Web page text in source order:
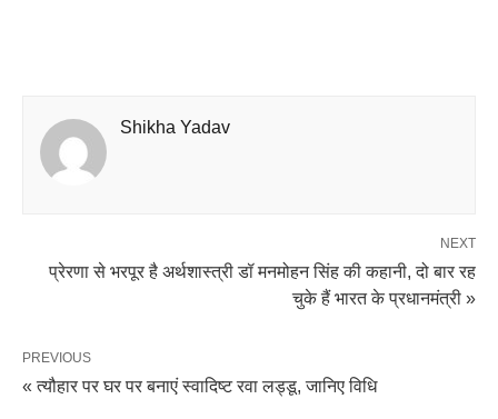
Shikha Yadav
NEXT
प्रेरणा से भरपूर है अर्थशास्त्री डॉ मनमोहन सिंह की कहानी, दो बार रह
चुके हैं भारत के प्रधानमंत्री »
PREVIOUS
« त्यौहार पर घर पर बनाएं स्वादिष्ट रवा लड्डू, जानिए विधि